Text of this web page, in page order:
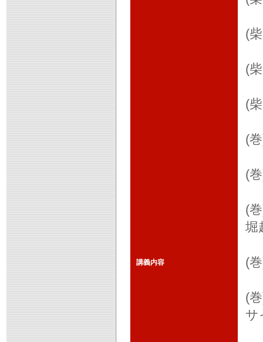
講義内容
(
(
(
(
(
(
堀
(
(
サ